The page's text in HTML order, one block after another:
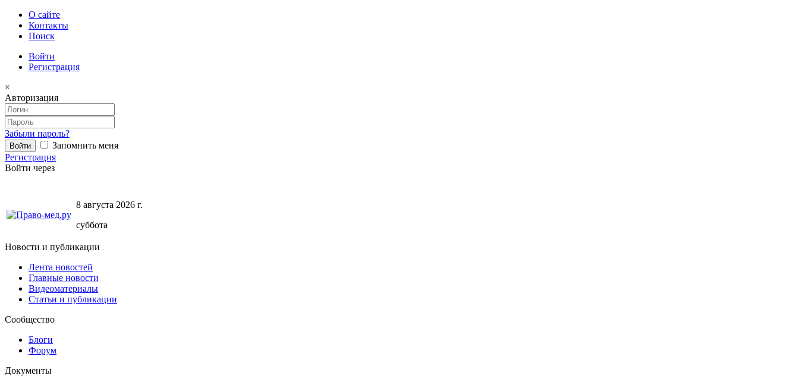
О сайте
Контакты
Поиск
Войти
Регистрация
×
Авторизация
Забыли пароль?
Запомнить меня
Регистрация
Войти через
8 августа 2026 г.
суббота
Новости и публикации
Лента новостей
Главные новости
Видеоматериалы
Статьи и публикации
Сообщество
Блоги
Форум
Документы